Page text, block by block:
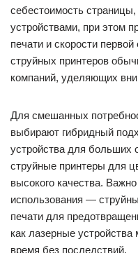
себестоимость
устройствами, при этом
печати и скорости
струйных принтеров
компаний, уделяющих
Для смешанных
выбирают гибридный
устройства для больших
струйные принтеры для
высокого качества.
использования —
печати для
как лазерные устройства
время без последствий.